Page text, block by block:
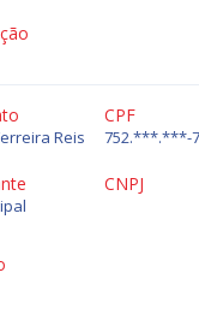
Reis
CPF
752.***.***-
CNPJ